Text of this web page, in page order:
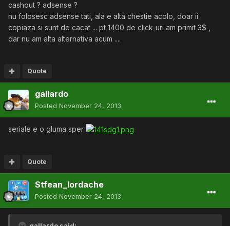
cashout ? adsense ?
nu folosesc adsense tati, ala e alta chestie acolo, doar ii
copiaza si sunt de cacat ... pt 1400 de click-uri am primit 3$ ,
dar nu am alta alternativa acum ....
Quote
gallardo
Posted November 24, 2013
seriale e o gluma sper
Quote
Stfean_Iordache
Posted November 24, 2013